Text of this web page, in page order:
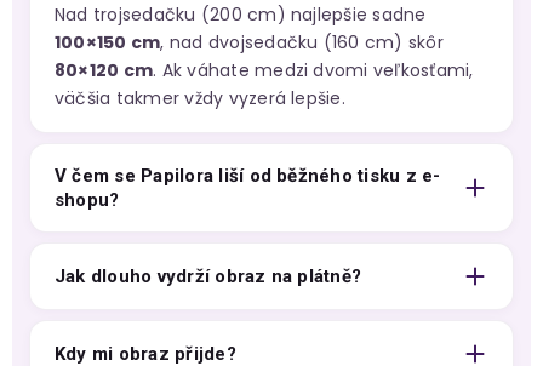
Nad trojsedačku (200 cm) najlepšie sadne
100×150 cm, nad dvojsedačku (160 cm) skôr
80×120 cm. Ak váhate medzi dvomi veľkosťami,
väčšia takmer vždy vyzerá lepšie.
V čem se Papilora liší od běžného tisku z e-
shopu?
Jak dlouho vydrží obraz na plátně?
Kdy mi obraz přijde?